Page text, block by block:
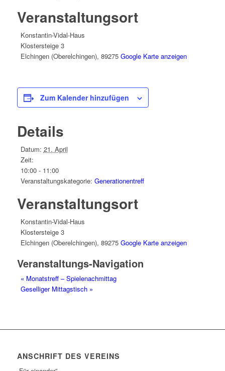
Veranstaltungsort
Konstantin-Vidal-Haus
Klostersteige 3
Elchingen (Oberelchingen), 89275 Google Karte anzeigen
Zum Kalender hinzufügen
Details
Datum: 21. April
Zeit:
10:00 - 11:00
Veranstaltungskategorie: Generationentreff
Veranstaltungsort
Konstantin-Vidal-Haus
Klostersteige 3
Elchingen (Oberelchingen), 89275 Google Karte anzeigen
Veranstaltungs-Navigation
« Monatstreff – Spielenachmittag
Geselliger Mittagstisch »
ANSCHRIFT DES VEREINS